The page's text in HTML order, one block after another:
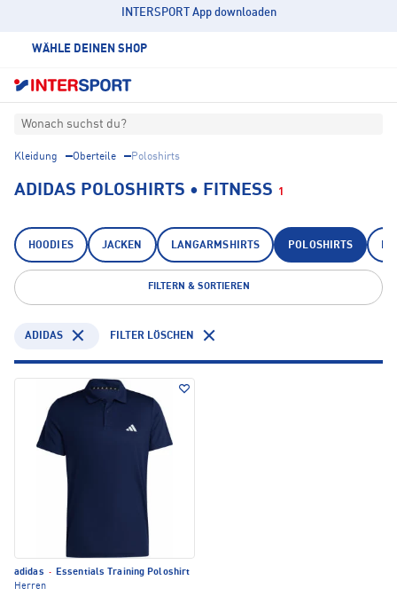
INTERSPORT App downloaden
WÄHLE DEINEN SHOP
Wonach suchst du?
Kleidung Oberteile Poloshirts
ADIDAS POLOSHIRTS • FITNESS 1
HOODIES JACKEN LANGARMSHIRTS POLOSHIRTS
FILTERN & SORTIEREN
ADIDAS FILTER LÖSCHEN
adidas ·
Essentials Training Poloshirt
Herren